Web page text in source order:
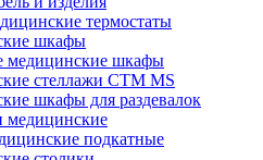
термостаты
шкафы
медицинские шкафы
стеллажи CTM MS
шкафы для раздевалок
медицинские
подкатные